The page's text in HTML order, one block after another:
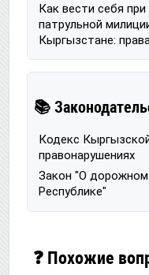
Как вести себя
патрульной
Кыргызстане:
📚
Кодекс
правонарушениях
Закон "О
Республике"
❓ Похожие